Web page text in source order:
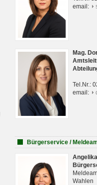
email:
Mag.
Tel.Nr.:
email:
Bürgerservice /
Wahlen